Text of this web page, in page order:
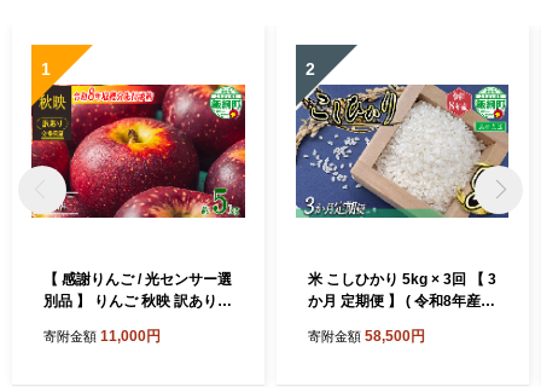
1
【 感謝りんご / 光センサー選
別品 】 りんご 秋映 訳あり 5
証 ながの農業協同組合 2026
寄附金額 11,000円
2
米 こしひかり 5kg × 3回 【 3
か月 定期便 】 ( 令和8年産 )
への配送不可 2026年10月上
寄附金額 58,500円